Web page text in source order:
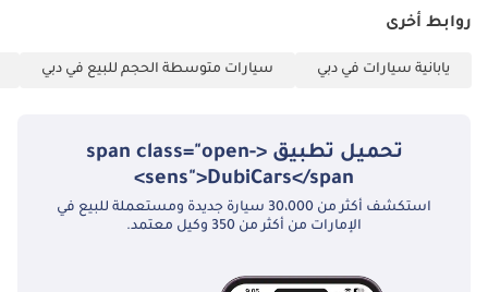
روابط أخرى
يابانية سيارات في دبي سيارات متوسطة الحجم للبيع في دبي
تحميل تطبيق <span class="open-
sens">DubiCars</span>
استكشف أكثر من 30،000 سيارة جديدة ومستعملة للبيع في
الإمارات من أكثر من 350 وكيل معتمد.